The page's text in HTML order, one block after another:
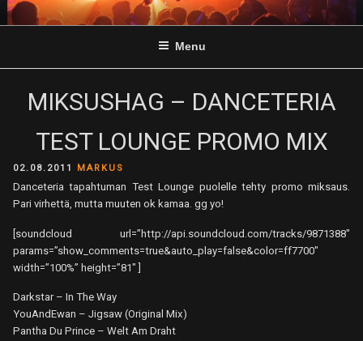
Skip
to
Menu
MIKSUSHAG – DANCETERIA
TEST LOUNGE PROMO MIX
POSTED
ON
02.08.2011 MARKUS
Danceteria tapahtuman Test Lounge puolelle tehty promo miksaus.
Pari virhettä, mutta muuten ok kamaa. gg yo!
[soundcloud url=”http://api.soundcloud.com/tracks/9871388″
params=”show_comments=true&auto_play=false&color=ff7700″
width=”100%” height=”81″ ]
Darkstar – In The Way
YouAndEwan – Jigsaw (Original Mix)
Pantha Du Prince – Welt Am Draht